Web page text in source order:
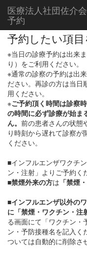
医療法人社団佐介
予約
予約したい項目
※当日の診療予約は出来
り）をご利用ください。
※通常の診察の予約は出
ださい。再診の方は当日
用ください。
※ご予約頂く時間は診察
の時間に必ず診療が始ま
ん。 前の患者さんの状態
り時刻から遅れて診察
ください。
■インフルエンザワクチ
ン・注射」よりご予約く
■禁煙外来の方は 「禁煙
■インフルエンザ以外の
に「禁煙・ワクチン・注
る画面にて「ワクチン・
ン・予防接種名を記入く
ついては自動的に削除さ